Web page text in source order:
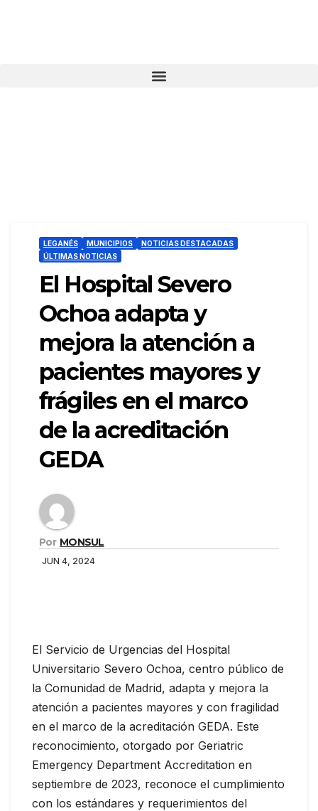
LEGANÉS MUNICIPIOS
NOTICIAS DESTACADAS
ÚLTIMAS NOTICIAS
El Hospital Severo
Ochoa adapta y
mejora la atención a
pacientes mayores y
frágiles en el marco
de la acreditación
GEDA
Por MONSUL
JUN 4, 2024
El Servicio de Urgencias del Hospital
Universitario Severo Ochoa, centro público de
la Comunidad de Madrid, adapta y mejora la
atención a pacientes mayores y con fragilidad
en el marco de la acreditación GEDA. Este
reconocimiento, otorgado por Geriatric
Emergency Department Accreditation en
septiembre de 2023, reconoce el cumplimiento
con los estándares y requerimientos del